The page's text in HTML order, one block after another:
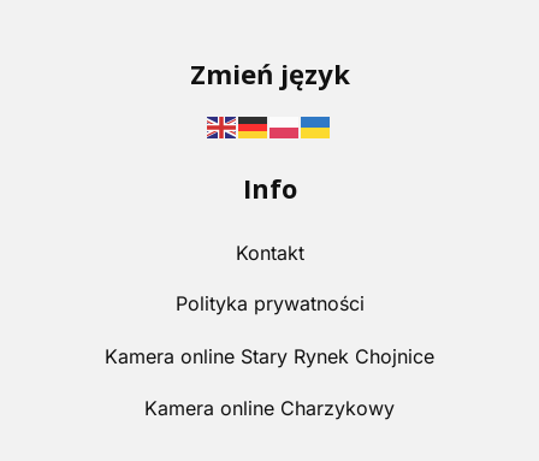
Zmień język
Info
Kontakt
Polityka prywatności
Kamera online Stary Rynek Chojnice
Kamera online Charzykowy